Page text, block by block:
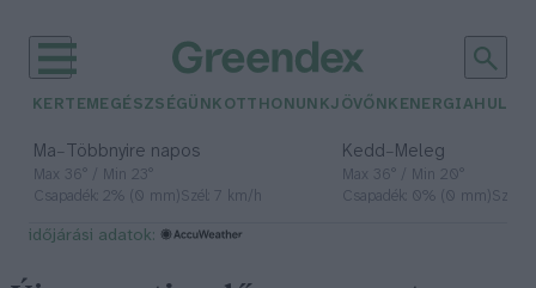
KERTEM EGÉSZSÉGÜNK OTTHONUNKJÖVŐNK ENERGIA
Ma– Többnyire napos
Max 36° / Min 23°
Csapadék: 2% (0 mm)Szél: 7 km/h
Kedd– Meleg
Max 36° / Min 20°
Csapadék: 0% (0 mm)Szél:
időjárási adatok: